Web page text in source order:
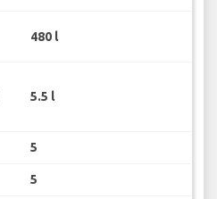
480 l
5.5 l
5
5